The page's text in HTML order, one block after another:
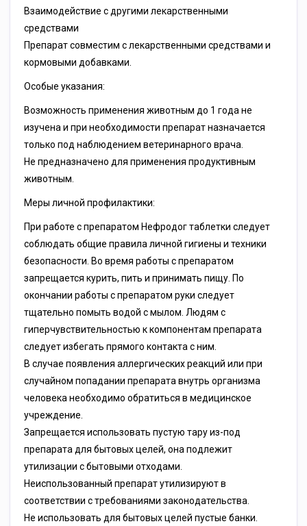
Взаимодействие с другими лекарственными
средствами
Препарат совместим с лекарственными средствами и
кормовыми добавками.
Особые указания:
Возможность применения животным до 1 года не
изучена и при необходимости препарат назначается
только под наблюдением ветеринарного врача.
Не предназначено для применения продуктивным
животным.
Меры личной профилактики:
При работе с препаратом Нефродог таблетки следует
соблюдать общие правила личной гигиены и техники
безопасности. Во время работы с препаратом
запрещается курить, пить и принимать пищу. По
окончании работы с препаратом руки следует
тщательно помыть водой с мылом. Людям с
гиперчувствительностью к компонентам препарата
следует избегать прямого контакта с ним.
В случае появления аллергических реакций или при
случайном попадании препарата внутрь организма
человека необходимо обратиться в медицинское
учреждение.
Запрещается использовать пустую тару из-под
препарата для бытовых целей, она подлежит
утилизации с бытовыми отходами.
Неиспользованный препарат утилизируют в
соответствии с требованиями законодательства.
Не использовать для бытовых целей пустые банки.